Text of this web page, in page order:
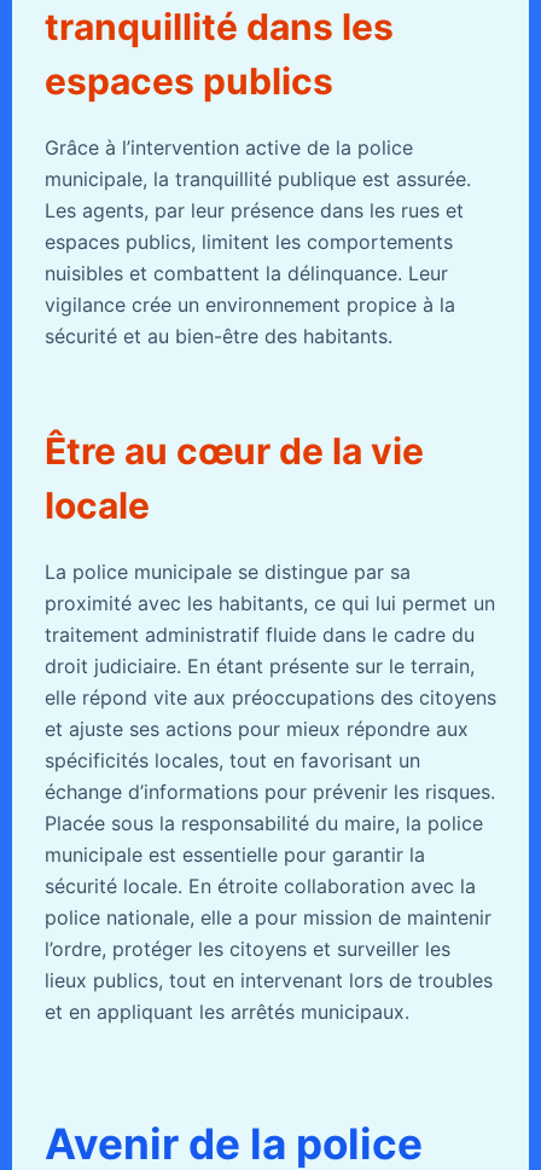
tranquillité dans les
espaces publics
Grâce à l’intervention active de la police
municipale, la tranquillité publique est assurée.
Les agents, par leur présence dans les rues et
espaces publics, limitent les comportements
nuisibles et combattent la délinquance. Leur
vigilance crée un environnement propice à la
sécurité et au bien-être des habitants.
Être au cœur de la vie
locale
La police municipale se distingue par sa
proximité avec les habitants, ce qui lui permet un
traitement administratif fluide dans le cadre du
droit judiciaire. En étant présente sur le terrain,
elle répond vite aux préoccupations des citoyens
et ajuste ses actions pour mieux répondre aux
spécificités locales, tout en favorisant un
échange d’informations pour prévenir les risques.
Placée sous la responsabilité du maire, la police
municipale est essentielle pour garantir la
sécurité locale. En étroite collaboration avec la
police nationale, elle a pour mission de maintenir
l’ordre, protéger les citoyens et surveiller les
lieux publics, tout en intervenant lors de troubles
et en appliquant les arrêtés municipaux.
Avenir de la police